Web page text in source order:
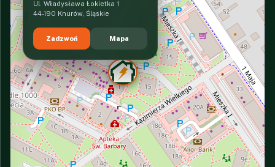
Ul. Władysława Łokietka 1
44-190 Knurów, Śląskie
Zadzwoń Mapa